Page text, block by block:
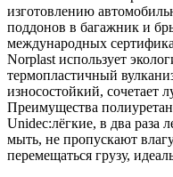
изготовлению
поддонов в багажник и
международных
Norplast использует
термопластичный
износостойкий, сочетает
Преимущества
Unidec:лёгкие, в два раза
мыть, не пропускают
перемещаться грузу,